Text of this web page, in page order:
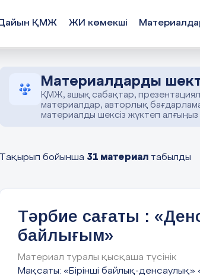
ҚМЖ ЖИ көмекші
Материалдарды
ҚМЖ, ашық сабақтар,
материалдар, авторлық
материалды шексіз жүктеп
Тақырып бойынша 31 материал табылды
Тәрбие сағаты :
байлығым»
Материал туралы қысқаша түсінік
Мақсаты: «Бірінші байлық-